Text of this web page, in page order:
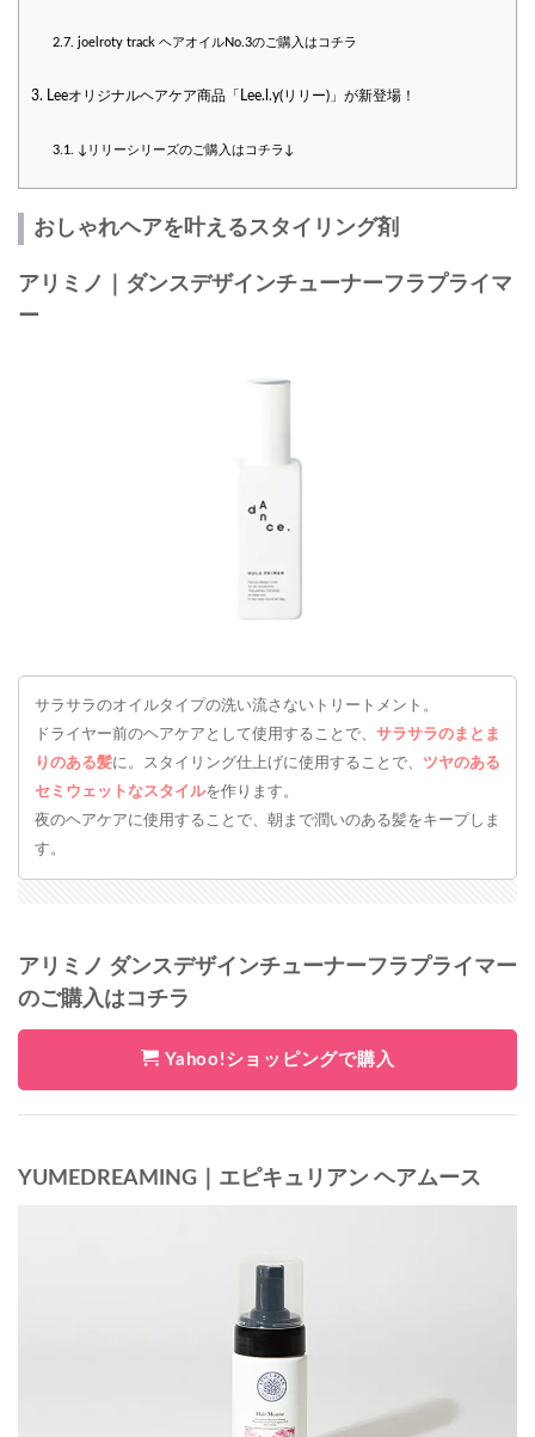
2.7. joelroty track ヘアオイルNo.3のご購入はコチラ
3. Leeオリジナルヘアケア商品「Lee.l.y(リリー)」が新登場！
3.1. ↓リリーシリーズのご購入はコチラ↓
おしゃれヘアを叶えるスタイリング剤
アリミノ｜ダンスデザインチューナーフラプライマ
ー
サラサラのオイルタイプの洗い流さないトリートメント。
ドライヤー前のヘアケアとして使用することで、 サラサラのまとま
りのある髪に。スタイリング仕上げに使用することで、
ツヤのある
セミウェットなスタイルを作ります。
夜のヘアケアに使用することで、朝まで潤いのある髪をキープしま
す。
アリミノ ダンスデザインチューナーフラプライマー
のご購入はコチラ
Yahoo!ショッピングで購入
YUMEDREAMING｜エピキュリアン ヘアムース